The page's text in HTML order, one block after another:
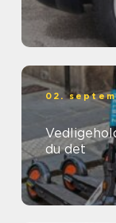
02.
du det